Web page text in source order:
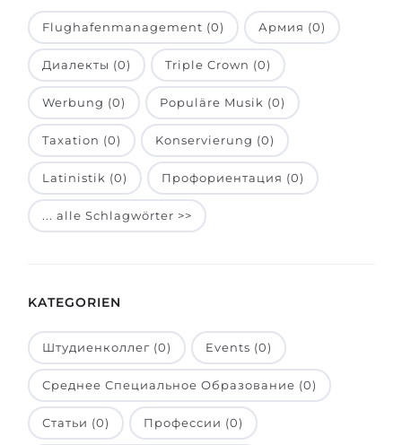
Interessenkarte-Test
RIASEC-Test
Erfolgzu
100%
Unsere Studierenden werden
BERATUNG!
Russland
Ukraine
Kasachstan
Aserbaidschan
Armenien
Belarus
Anderes Land
Flughafenmanagement (0) Армия (0)
Диалекты (0) Triple Crown (0)
Werbung (0) Populäre Musik (0)
Taxation (0) Konservierung (0)
Latinistik (0) Профориентация (0)
... alle Schlagwörter >>
KATEGORIEN
Штудиенколлег (0) Events (0)
Среднее Специальное Образование (0)
Статьи (0) Профессии (0)